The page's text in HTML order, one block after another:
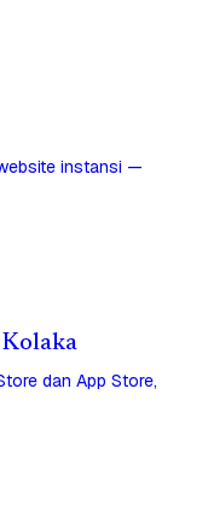
instansi —
Kolaka
dan App Store,